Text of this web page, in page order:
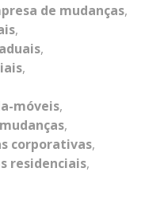
de mudanças,
,
,
,
móveis,
mudanças,
corporativas,
residenciais,